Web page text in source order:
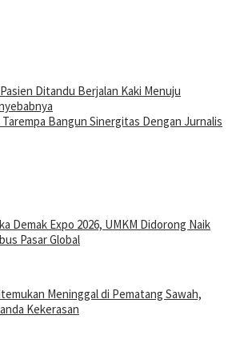
Ditandu Berjalan Kaki Menuju
Tarempa Bangun Sinergitas Dengan Jurnalis
Demak Expo 2026, UMKM Didorong Naik
Pasar Global
Meninggal di Pematang Sawah,
Kekerasan